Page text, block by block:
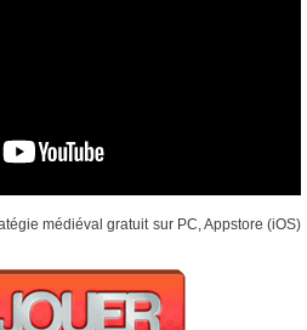
médiéval gratuit sur PC, Appstore (iOS)